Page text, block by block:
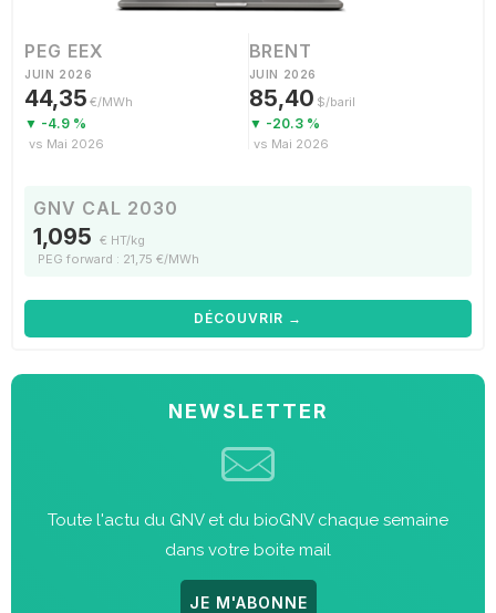
PEG EEX
JUIN 2026
44,35 €/MWh
▼ -4.9 %
vs Mai 2026
BRENT
JUIN 2026
85,40 $/baril
▼ -20.3 %
vs Mai 2026
GNV CAL 2030
1,095 € HT/kg
PEG forward : 21,75 €/MWh
DÉCOUVRIR →
NEWSLETTER
Toute l'actu du GNV et du bioGNV chaque semaine
dans votre boite mail
JE M'ABONNE